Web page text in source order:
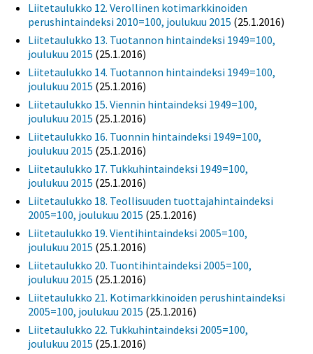
Liitetaulukko 12. Verollinen kotimarkkinoiden
perushintaindeksi 2010=100, joulukuu 2015 (25.1.2016)
Liitetaulukko 13. Tuotannon hintaindeksi 1949=100,
joulukuu 2015 (25.1.2016)
Liitetaulukko 14. Tuotannon hintaindeksi 1949=100,
joulukuu 2015 (25.1.2016)
Liitetaulukko 15. Viennin hintaindeksi 1949=100,
joulukuu 2015 (25.1.2016)
Liitetaulukko 16. Tuonnin hintaindeksi 1949=100,
joulukuu 2015 (25.1.2016)
Liitetaulukko 17. Tukkuhintaindeksi 1949=100,
joulukuu 2015 (25.1.2016)
Liitetaulukko 18. Teollisuuden tuottajahintaindeksi
2005=100, joulukuu 2015 (25.1.2016)
Liitetaulukko 19. Vientihintaindeksi 2005=100,
joulukuu 2015 (25.1.2016)
Liitetaulukko 20. Tuontihintaindeksi 2005=100,
joulukuu 2015 (25.1.2016)
Liitetaulukko 21. Kotimarkkinoiden perushintaindeksi
2005=100, joulukuu 2015 (25.1.2016)
Liitetaulukko 22. Tukkuhintaindeksi 2005=100,
joulukuu 2015 (25.1.2016)